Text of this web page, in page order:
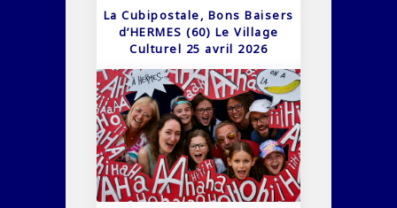
La Cubipostale, Bons Baisers
d’HERMES (60) Le Village
Culturel 25 avril 2026